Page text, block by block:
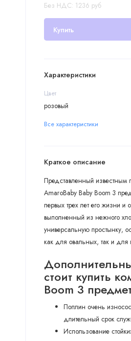
Без НДС: 1236 руб
Купить
Характеристики
Цвет
розовый
Все характеристики
Краткое описание
Представленный известным
AmaroBaby Baby Boom 3
первых трех лет его жизни
выполненный из нежного
универсальную простынку,
как для овальных, так и
стоит купить
Boom 3
Поплин очень
длительный срок
Использование